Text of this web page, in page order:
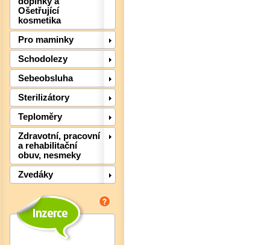
Ošetřující
kosmetika
Pro maminky
Schodolezy
Sebeobsluha
Sterilizátory
Teploměry
Zdravotní, pracovní
a rehabilitační
obuv, nesmeky
Zvedáky